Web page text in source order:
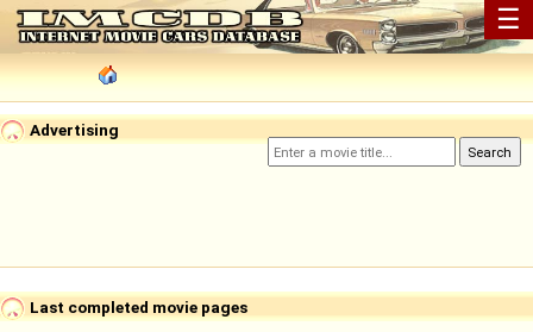
☰
Advertising
Last completed movie pages